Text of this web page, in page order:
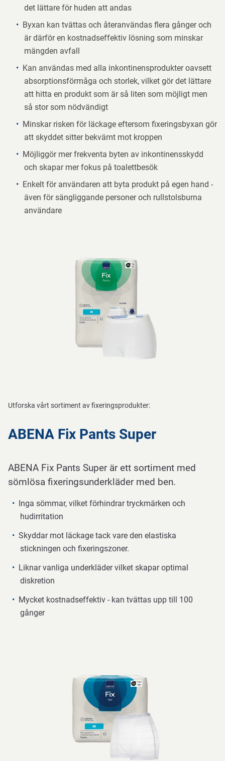
det lättare för huden att andas
Byxan kan tvättas och återanvändas flera gånger och
är därför en kostnadseffektiv lösning som minskar
mängden avfall
Kan användas med alla inkontinensprodukter oavsett
absorptionsförmåga och storlek, vilket gör det lättare
att hitta en produkt som är så liten som möjligt men
så stor som nödvändigt
Minskar risken för läckage eftersom fixeringsbyxan gör
att skyddet sitter bekvämt mot kroppen
Möjliggör mer frekventa byten av inkontinensskydd
och skapar mer fokus på toalettbesök
Enkelt för användaren att byta produkt på egen hand -
även för sängliggande personer och rullstolsburna
användare
Utforska vårt sortiment av fixeringsprodukter:
ABENA Fix Pants Super
ABENA Fix Pants Super är ett sortiment med
sömlösa fixeringsunderkläder med ben.
Inga sömmar, vilket förhindrar tryckmärken och
hudirritation
Skyddar mot läckage tack vare den elastiska
stickningen och fixeringszoner.
Liknar vanliga underkläder vilket skapar optimal
diskretion
Mycket kostnadseffektiv - kan tvättas upp till 100
gånger